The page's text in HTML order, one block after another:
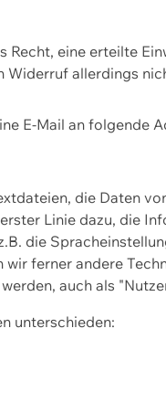
Recht, eine erteilte
allerdings
E-Mail an folgende
die Daten
Linie dazu, die
die
ferner andere
auch als
unterschieden: